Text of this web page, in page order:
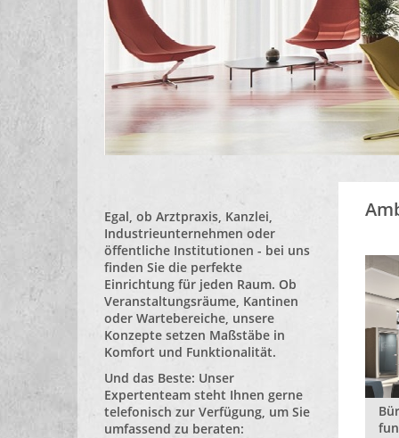
Egal, ob Arztpraxis, Kanzlei,
Industrieunternehmen oder
öffentliche Institutionen - bei uns
finden Sie die perfekte
Einrichtung für jeden Raum. Ob
Veranstaltungsräume, Kantinen
oder Wartebereiche, unsere
Konzepte setzen Maßstäbe in
Komfort und Funktionalität.
Und das Beste: Unser
Expertenteam steht Ihnen gerne
telefonisch zur Verfügung, um Sie
umfassend zu beraten: